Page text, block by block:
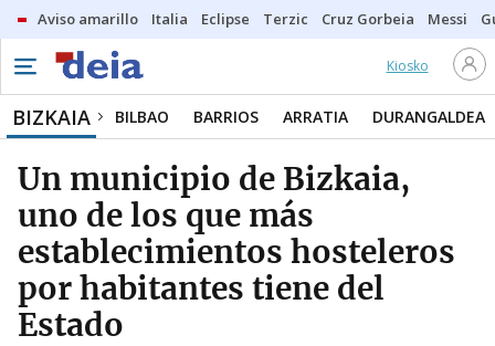
Aviso amarillo Italia Eclipse Terzic Cruz Gorbeia Messi
Kiosko
BIZKAIA BILBAO BARRIOS ARRATIA DURANGALDEA
Un municipio de Bizkaia,
uno de los que más
establecimientos hosteleros
por habitantes tiene del
Estado